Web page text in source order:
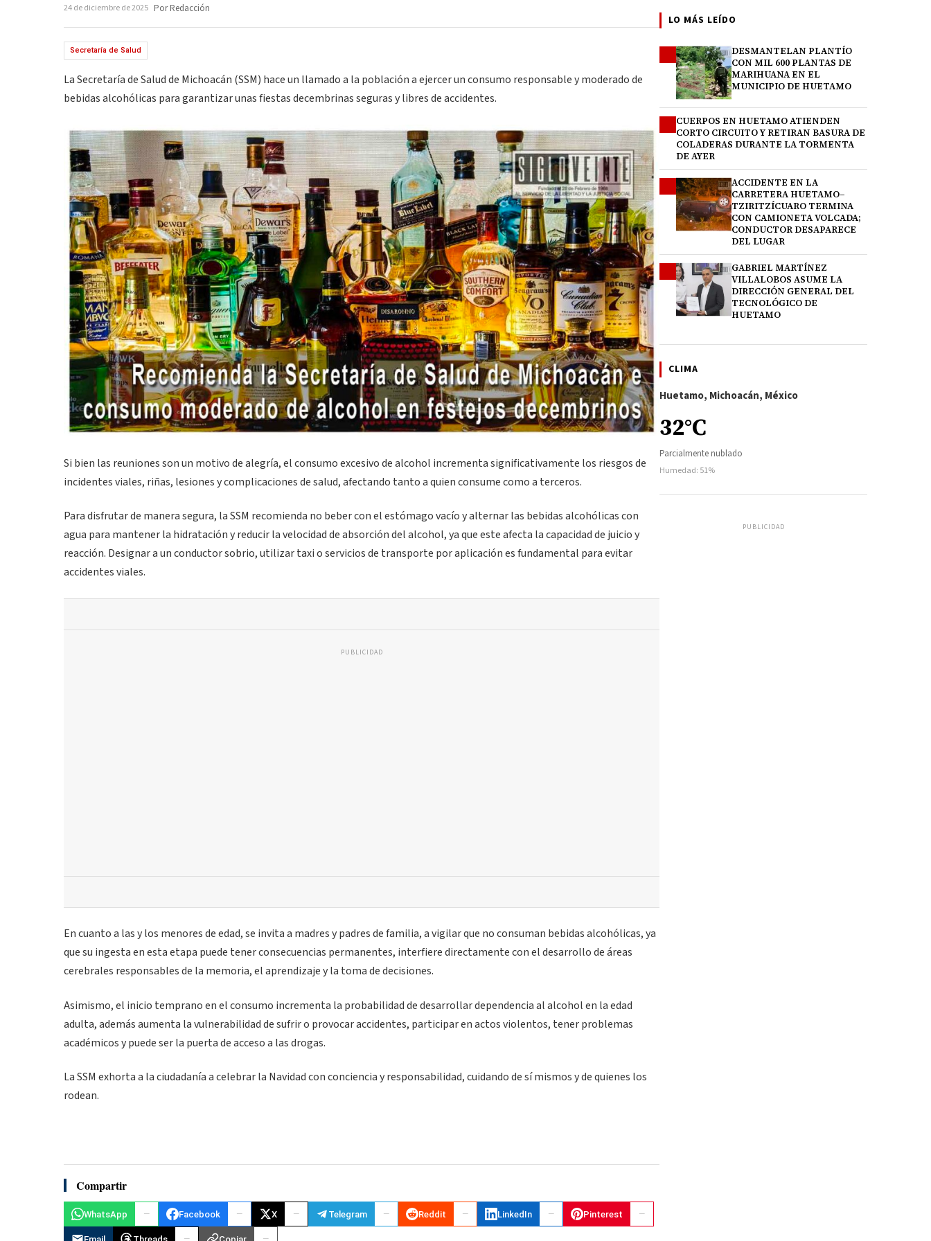
24 de diciembre de 2025 Por Redacción
Secretaría de Salud
La Secretaría de Salud de Michoacán (SSM) hace un llamado a la población a ejercer un consumo responsable y moderado de
bebidas alcohólicas para garantizar unas fiestas decembrinas seguras y libres de accidentes.
Si bien las reuniones son un motivo de alegría, el consumo excesivo de alcohol incrementa significativamente los riesgos de
incidentes viales, riñas, lesiones y complicaciones de salud, afectando tanto a quien consume como a terceros.
Para disfrutar de manera segura, la SSM recomienda no beber con el estómago vacío y alternar las bebidas alcohólicas con
agua para mantener la hidratación y reducir la velocidad de absorción del alcohol, ya que este afecta la capacidad de juicio y
reacción. Designar a un conductor sobrio, utilizar taxi o servicios de transporte por aplicación es fundamental para evitar
accidentes viales.
PUBLICIDAD
En cuanto a las y los menores de edad, se invita a madres y padres de familia, a vigilar que no consuman bebidas alcohólicas, ya
que su ingesta en esta etapa puede tener consecuencias permanentes, interfiere directamente con el desarrollo de áreas
cerebrales responsables de la memoria, el aprendizaje y la toma de decisiones.
Asimismo, el inicio temprano en el consumo incrementa la probabilidad de desarrollar dependencia al alcohol en la edad
adulta, además aumenta la vulnerabilidad de sufrir o provocar accidentes, participar en actos violentos, tener problemas
académicos y puede ser la puerta de acceso a las drogas.
La SSM exhorta a la ciudadanía a celebrar la Navidad con conciencia y responsabilidad, cuidando de sí mismos y de quienes los
rodean.
Compartir
WhatsApp Facebook X Telegram Reddit LinkedIn Pinterest
LO MÁS LEÍDO
DESMANTELAN PLANTÍO
CON MIL 600 PLANTAS DE
MARIHUANA EN EL
MUNICIPIO DE HUETAMO
CUERPOS EN HUETAMO ATIENDEN
CORTO CIRCUITO Y RETIRAN BASURA DE
COLADERAS DURANTE LA TORMENTA
DE AYER
ACCIDENTE EN LA
CARRETERA HUETAMO–
TZIRITZÍCUARO TERMINA
CON CAMIONETA VOLCADA;
CONDUCTOR DESAPARECE
DEL LUGAR
GABRIEL MARTÍNEZ
VILLALOBOS ASUME LA
DIRECCIÓN GENERAL DEL
TECNOLÓGICO DE
HUETAMO
CLIMA
Huetamo, Michoacán, México
32°C
Parcialmente nublado
Humedad: 51%
PUBLICIDAD